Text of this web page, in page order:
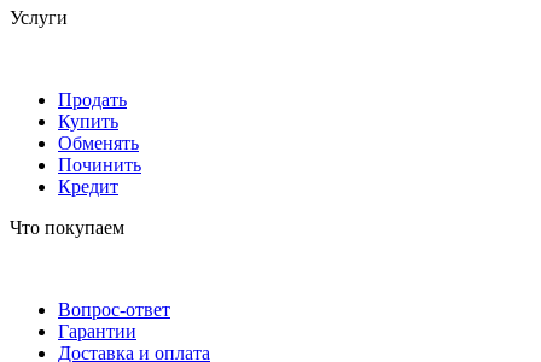
Услуги
Продать
Купить
Обменять
Починить
Кредит
Что покупаем
Вопрос-ответ
Гарантии
Доставка и оплата